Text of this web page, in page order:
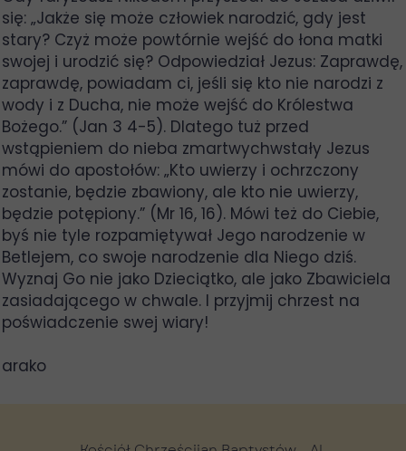
się: „Jakże się może człowiek narodzić, gdy jest
stary? Czyż może powtórnie wejść do łona matki
swojej i urodzić się? Odpowiedział Jezus: Zaprawdę,
zaprawdę, powiadam ci, jeśli się kto nie narodzi z
wody i z Ducha, nie może wejść do Królestwa
Bożego.” (Jan 3 4-5). Dlatego tuż przed
wstąpieniem do nieba zmartwychwstały Jezus
mówi do apostołów: „Kto uwierzy i ochrzczony
zostanie, będzie zbawiony, ale kto nie uwierzy,
będzie potępiony.” (Mr 16, 16). Mówi też do Ciebie,
byś nie tyle rozpamiętywał Jego narodzenie w
Betlejem, co swoje narodzenie dla Niego dziś.
Wyznaj Go nie jako Dzieciątko, ale jako Zbawiciela
zasiadającego w chwale. I przyjmij chrzest na
poświadczenie swej wiary!
arako